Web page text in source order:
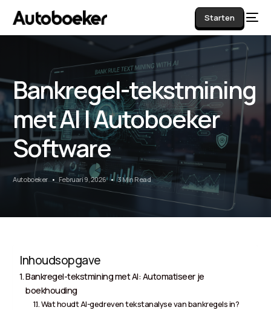
Starten
Bankregel-tekstmining
met AI | Autoboeker
Software
Autoboeker Februari 9, 2026 3 Min Read
Inhoudsopgave
Bankregel-tekstmining met AI: Automatiseer je
boekhouding
Wat houdt AI-gedreven tekstanalyse van bankregels in?